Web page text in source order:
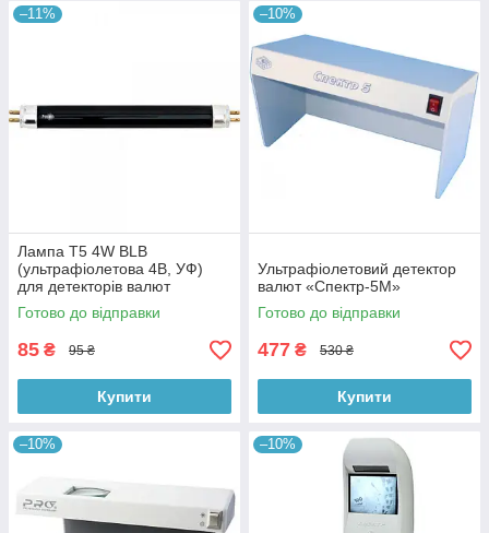
–11%
Лампа T5 4W BLB
(ультрафіолетова 4В, УФ)
для детекторів валют
Готово до відправки
85 ₴ 95 ₴
Купити
–10%
Ультрафіолетовий детектор
валют «Спектр-5М»
Готово до відправки
477 ₴ 530 ₴
Купити
–10% –10%